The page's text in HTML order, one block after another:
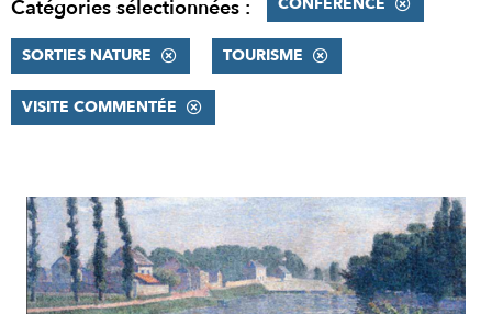
Catégories sélectionnées :
SORTIES NATURE TOURISME
VISITE COMMENTÉE
RÉSULTATS